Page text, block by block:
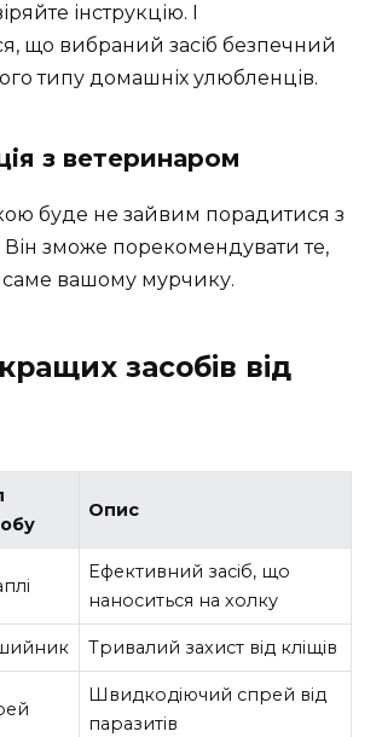
інструкцію. І
що вибраний засіб безпечний
типу домашніх улюбленців.
з ветеринаром
буде не зайвим порадитися з
зможе порекомендувати те,
вашому мурчику.
засобів від
Опис
Ефективний засіб, що
наноситься на холку
Тривалий захист від кліщів
Швидкодіючий спрей від
паразитів